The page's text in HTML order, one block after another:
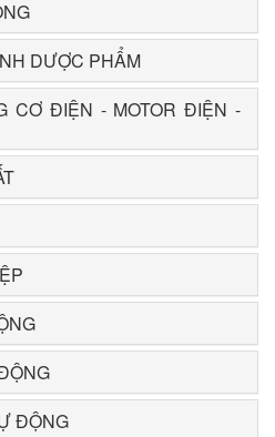
DƯỢC PHẨM
CƠ ĐIỆN - MOTOR ĐIỆN -
ĐỘNG